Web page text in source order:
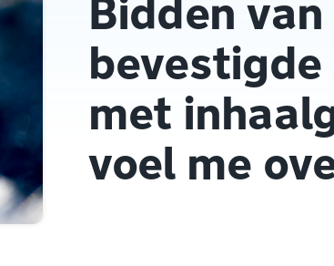
Bidden
bevestigde
met
voel me